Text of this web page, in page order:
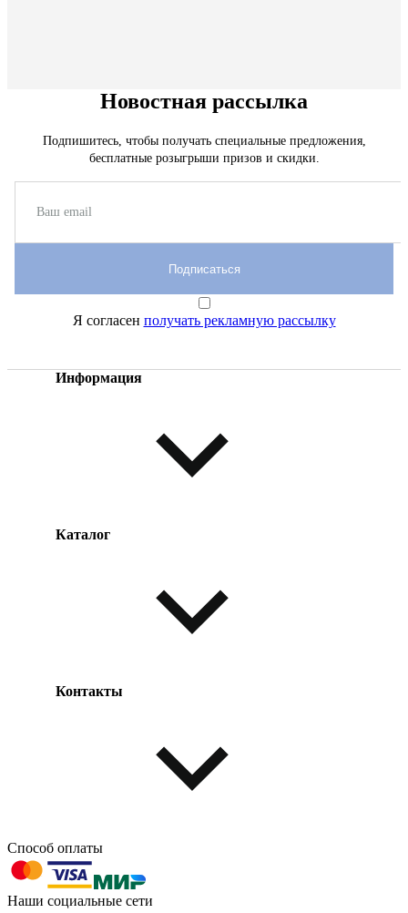
Информация
Таблица размеров
Каталог
Контакты
603004, г. Нижний Новгород, проспект Ленина, д. 95
Новостная рассылка
Подпишитесь, чтобы получать специальные предложения,
бесплатные розыгрыши призов и скидки.
Подписаться
Я согласен получать рекламную рассылку
Способ оплаты
Наши социальные сети